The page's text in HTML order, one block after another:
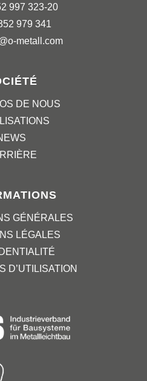
997 323-20
979 341
metall.com
DE NOUS
GÉNÉRALES
LÉGALES
D’UTILISATION